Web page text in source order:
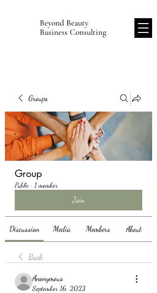
Beyond Beauty
Business Consulting
Groups
Group
Public · 1 member
Join
Discussion Media Members About
Back
Anonymous
September 16, 2023